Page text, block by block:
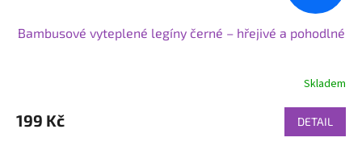
Bambusové vyteplené legíny černé – hřejivé a pohodlné
Skladem
199 Kč DETAIL